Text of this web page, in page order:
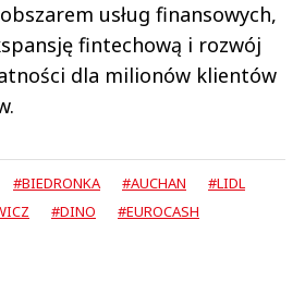
usług finansowych,
fintechową i rozwój
dla milionów klientów
#BIEDRONKA #AUCHAN
#LIDL
#DINO #EUROCASH